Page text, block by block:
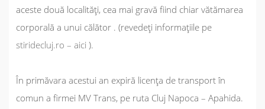
aceste două localități, cea mai gravă fiind chiar vătămarea
corporală a unui călător . (revedeți informațiile pe
stiridecluj.ro – aici ).
În primăvara acestui an expiră licența de transport în
comun a firmei MV Trans, pe ruta Cluj Napoca – Apahida.